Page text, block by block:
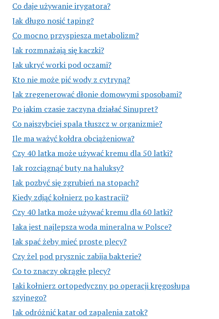
Co daje używanie irygatora?
Jak długo nosić taping?
Co mocno przyspiesza metabolizm?
Jak rozmnażają się kaczki?
Jak ukryć worki pod oczami?
Kto nie może pić wody z cytryną?
Jak zregenerować dłonie domowymi sposobami?
Po jakim czasie zaczyna działać Sinupret?
Co najszybciej spala tłuszcz w organizmie?
Ile ma ważyć kołdra obciążeniowa?
Czy 40 latka może używać kremu dla 50 latki?
Jak rozciągnąć buty na haluksy?
Jak pozbyć się zgrubień na stopach?
Kiedy zdjąć kołnierz po kastracji?
Czy 40 latka może używać kremu dla 60 latki?
Jaka jest najlepsza woda mineralna w Polsce?
Jak spać żeby mieć proste plecy?
Czy żel pod prysznic zabija bakterie?
Co to znaczy okrągłe plecy?
Jaki kołnierz ortopedyczny po operacji kręgosłupa
szyjnego?
Jak odróżnić katar od zapalenia zatok?